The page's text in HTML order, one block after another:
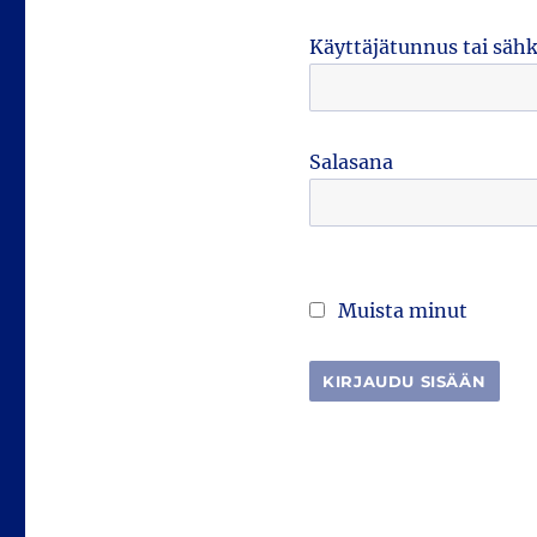
Käyttäjätunnus tai
Salasana
Muista minut